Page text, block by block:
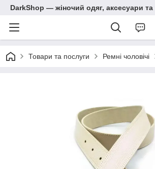
DarkShop — жіночий одяг, аксесуари та
Товари та послуги Ремні чоловічі